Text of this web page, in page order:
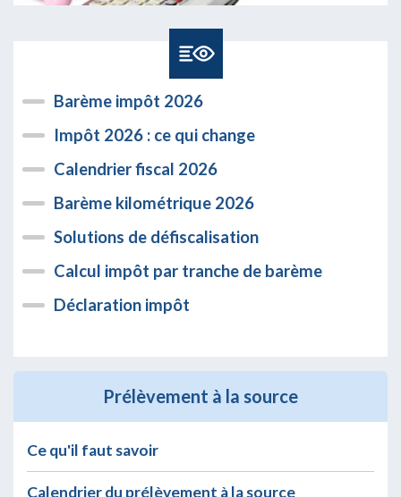
Barème impôt 2026
Impôt 2026 : ce qui change
Calendrier fiscal 2026
Barème kilométrique 2026
Solutions de défiscalisation
Calcul impôt par tranche de barème
Déclaration impôt
Prélèvement à la source
Ce qu'il faut savoir
Calendrier du prélèvement à la source